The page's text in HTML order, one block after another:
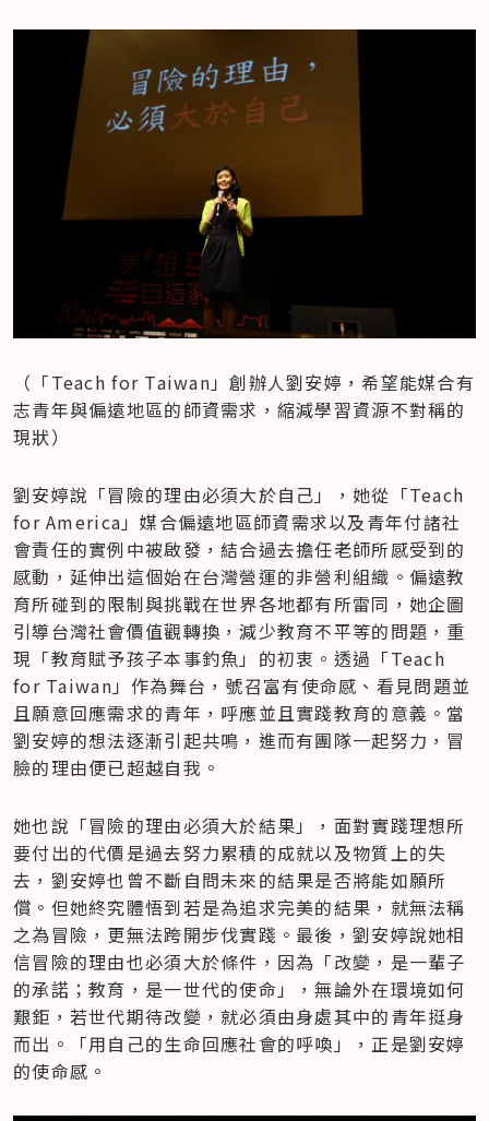
（「Teach for Taiwan」創辦人劉安婷，希望能媒合有
志青年與偏遠地區的師資需求，縮減學習資源不對稱的
現狀）
劉安婷說「冒險的理由必須大於自己」，她從「Teach
for America」媒合偏遠地區師資需求以及青年付諸社
會責任的實例中被啟發，結合過去擔任老師所感受到的
感動，延伸出這個始在台灣營運的非營利組織。偏遠教
育所碰到的限制與挑戰在世界各地都有所雷同，她企圖
引導台灣社會價值觀轉換，減少教育不平等的問題，重
現「教育賦予孩子本事釣魚」的初衷。透過「Teach
for Taiwan」作為舞台，號召富有使命感、看見問題並
且願意回應需求的青年，呼應並且實踐教育的意義。當
劉安婷的想法逐漸引起共鳴，進而有團隊一起努力，冒
臉的理由便已超越自我。
她也說「冒險的理由必須大於結果」，面對實踐理想所
要付出的代價是過去努力累積的成就以及物質上的失
去，劉安婷也曾不斷自問未來的結果是否將能如願所
償。但她終究體悟到若是為追求完美的結果，就無法稱
之為冒險，更無法跨開步伐實踐。最後，劉安婷說她相
信冒險的理由也必須大於條件，因為「改變，是一輩子
的承諾；教育，是一世代的使命」，無論外在環境如何
艱鉅，若世代期待改變，就必須由身處其中的青年挺身
而出。「用自己的生命回應社會的呼喚」，正是劉安婷
的使命感。